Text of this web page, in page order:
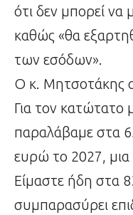
ότι δεν μπορεί να
καθώς «θα
των εσόδων».
Ο κ. Μητσοτάκης
Για τον κατώτατο
παραλάβαμε στα
ευρώ το 2027, μια
Είμαστε ήδη στα
συμπαρασύρει